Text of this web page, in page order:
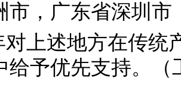
市，广东省深圳市
对上述地方在传统
给予优先支持。